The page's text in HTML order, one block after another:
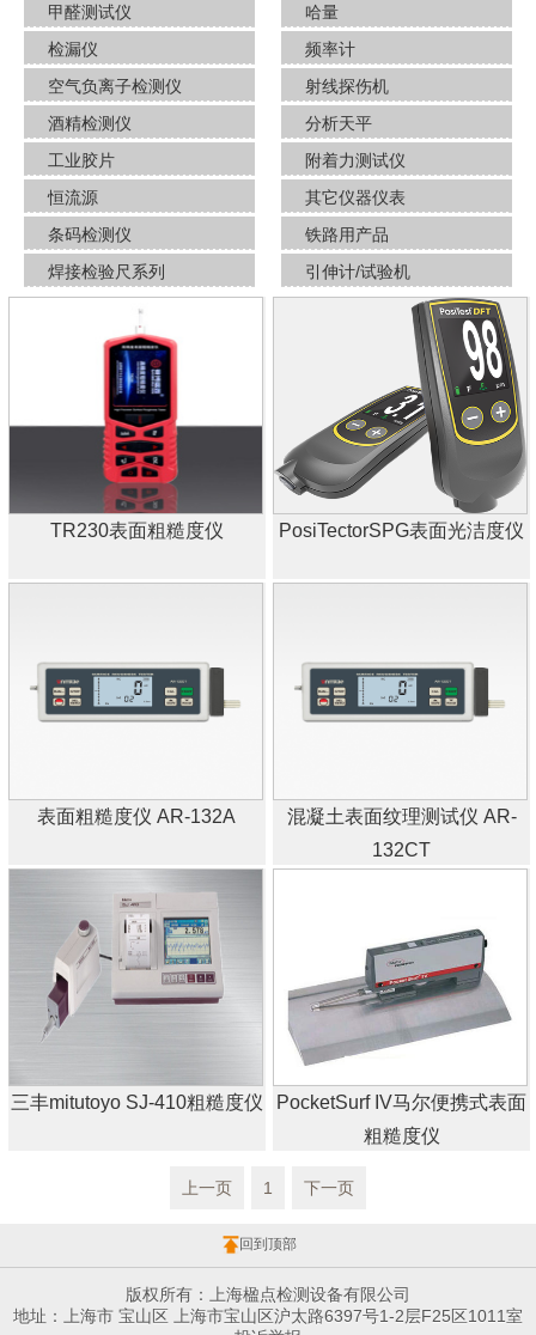
甲醛测试仪
哈量
检漏仪
频率计
空气负离子检测仪
射线探伤机
酒​精检测仪
分析天平
工业胶片
附着力测试仪
恒流源
其它仪器仪表
条码检测仪
铁路用产品
焊接检验尺系列
引伸计/试验机
TR230表面粗糙度仪 PosiTectorSPG表面光洁度仪
表面粗糙度仪 AR-132A
混凝土表面纹理测试仪 AR-
132CT
三丰mitutoyo ​SJ-410粗糙度仪
PocketSurf IV马尔便携式表面
粗糙度仪
上一页 1 下一页
回到顶部
版权所有：上海楹点检测设备有限公司
地址：上海市 宝山区 上海市宝山区沪太路6397号1-2层F25区1011室